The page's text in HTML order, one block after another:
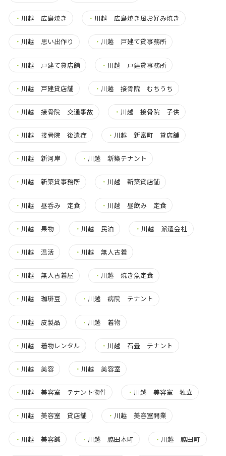
・ 川越 広島焼き ・ 川越 広島焼き風お好み焼き
・ 川越 思い出作り ・ 川越 戸建て貸事務所
・ 川越 戸建て貸店舗 ・ 川越 戸建貸事務所
・ 川越 戸建貸店舗 ・ 川越 接骨院 むちうち
・ 川越 接骨院 交通事故 ・ 川越 接骨院 子供
・ 川越 接骨院 後遺症 ・ 川越 新富町 貸店舗
・ 川越 新河岸 ・ 川越 新築テナント
・ 川越 新築貸事務所 ・ 川越 新築貸店舗
・ 川越 昼呑み 定食 ・ 川越 昼飲み 定食
・ 川越 果物 ・ 川越 民泊 ・ 川越 派遣会社
・ 川越 温活 ・ 川越 無人古着
・ 川越 無人古着屋 ・ 川越 焼き魚定食
・ 川越 珈琲豆 ・ 川越 病院 テナント
・ 川越 皮製品 ・ 川越 着物
・ 川越 着物レンタル ・ 川越 石畳 テナント
・ 川越 美容 ・ 川越 美容室
・ 川越 美容室 テナント物件 ・ 川越 美容室 独立
・ 川越 美容室 貸店舗 ・ 川越 美容室開業
・ 川越 美容鍼 ・ 川越 脇田本町 ・ 川越 脇田町